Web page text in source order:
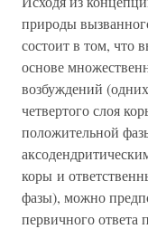
природы
состоит в том, что
основе
возбуждений
четвертого слоя
положительной
коры и
фазы), можно
первичного ответа